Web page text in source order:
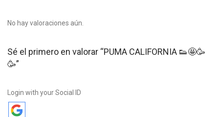
No hay valoraciones aún.
Sé el primero en valorar “PUMA CALIFORNIA 👟🤩🥳
🥳”
Login with your Social ID